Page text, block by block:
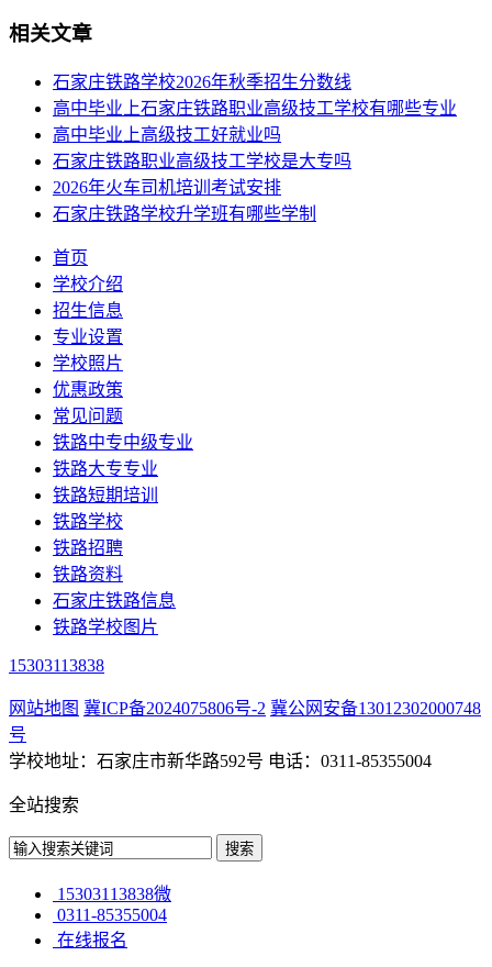
相关文章
石家庄铁路学校2026年秋季招生分数线
高中毕业上石家庄铁路职业高级技工学校有哪些专业
高中毕业上高级技工好就业吗
石家庄铁路职业高级技工学校是大专吗
2026年火车司机培训考试安排
石家庄铁路学校升学班有哪些学制
首页
学校介绍
招生信息
专业设置
学校照片
优惠政策
常见问题
铁路中专中级专业
铁路大专专业
铁路短期培训
铁路学校
铁路招聘
铁路资料
石家庄铁路信息
铁路学校图片
15303113838
网站地图 冀ICP备2024075806号-2 冀公网安备13012302000748
号
学校地址：石家庄市新华路592号 电话：0311-85355004
全站搜索
15303113838微
0311-85355004
在线报名